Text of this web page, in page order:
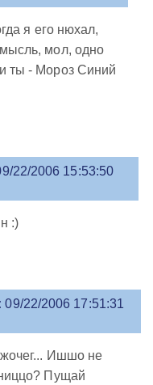
я его нюхал,
мол, одно
ты - Мороз Синий
22/2006 15:53:50
:)
09/22/2006 17:51:31
Ишшо не
Пущай